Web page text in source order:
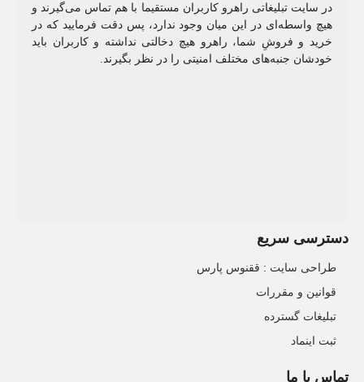
در سایت تبلیغاتی راهرو کاربران مستقیما با هم تماس می‌گیرند و
هیچ واسطه‌ای در این میان وجود ندارد، پس دقت فرمایید که در
خرید و فروشِ شما، راهرو هیچ دخالتی نداشته و کاربران باید
خودشان جنبه‌های مختلف امنیتی را در نظر بگیرند.
دسترسی سریع
طراحی سایت :‌ ققنوس پارس
قوانین و مقررات
تبلیغات گسترده
ثبت اینماد
تماس با ما